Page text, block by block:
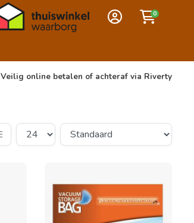
0
Veilig online betalen of achteraf via Riverty